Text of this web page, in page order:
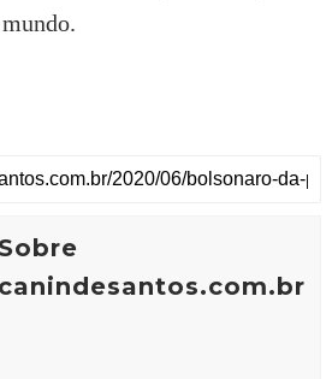
Sobre
canindesantos.com.br